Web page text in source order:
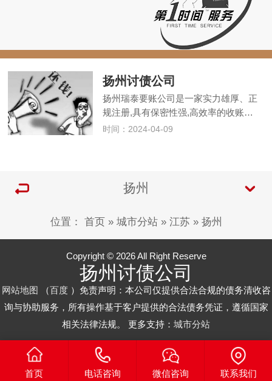
扬州讨债公司
扬州瑞泰要账公司是一家实力雄厚、正
规注册,具有保密性强,高效率的收账…
时间：2024-04-09
扬州
位置： 首页» 城市分站» 江苏» 扬州
Copyright © 2026 All Right Reserve
扬州讨债公司
网站地图 （百度）免责声明：本公司仅提供合法合规的债务清收咨
询与协助服务，所有操作基于客户提供的合法债务凭证，遵循国家
相关法律法规。 更多支持： 城市分站
首页 电话咨询 微信咨询 联系我们